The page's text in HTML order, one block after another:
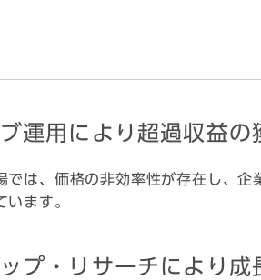
運用により超過収益の
では、価格の非効率性が存在し、
います。
プ・リサーチにより成